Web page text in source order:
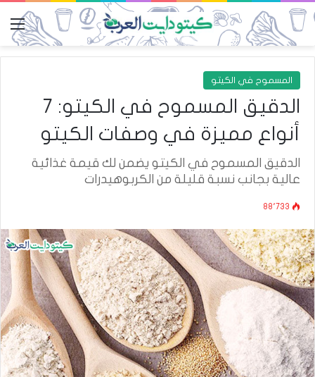
المسموح في الكيتو
الدقيق المسموح في الكيتو: 7
أنواع مميزة في وصفات الكيتو
الدقيق المسموح في الكيتو يضمن لك قيمة غذائية
عالية بجانب نسبة قليلة من الكربوهيدرات
88٬733